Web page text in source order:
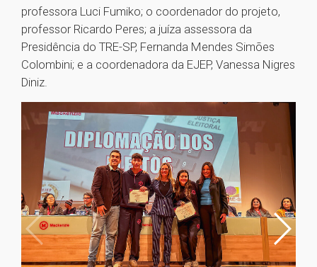
professora Luci Fumiko; o coordenador do projeto,
professor Ricardo Peres; a juíza assessora da
Presidência do TRE-SP, Fernanda Mendes Simões
Colombini; e a coordenadora da EJEP, Vanessa Nigres
Diniz.